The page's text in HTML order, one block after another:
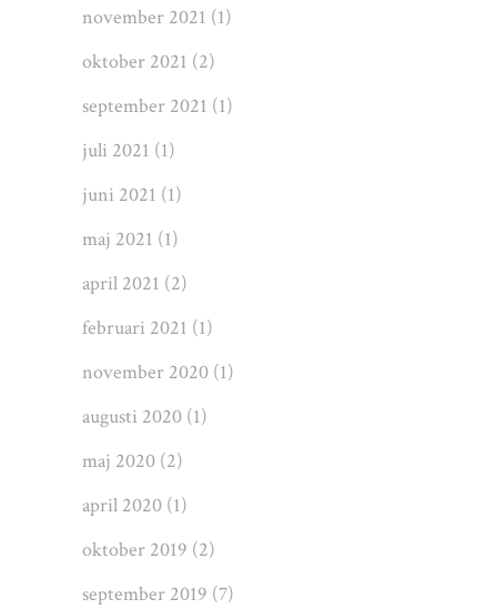
november 2021 (1)
oktober 2021 (2)
september 2021 (1)
juli 2021 (1)
juni 2021 (1)
maj 2021 (1)
april 2021 (2)
februari 2021 (1)
november 2020 (1)
augusti 2020 (1)
maj 2020 (2)
april 2020 (1)
oktober 2019 (2)
september 2019 (7)